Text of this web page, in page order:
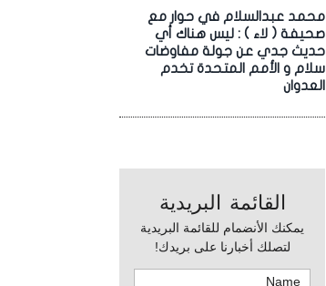
محمد عبدالسلام في حوار مع
صحيفة ( لاء ) : ليس هناك أي
حديث جدي عن جولة مفاوضات
سلام و الأمم المتحدة تخدم
العدوان
القائمة البريدية
يمكنك الأنضمام للقائمة البريدية
لتصلك أخبارنا على بريدك!